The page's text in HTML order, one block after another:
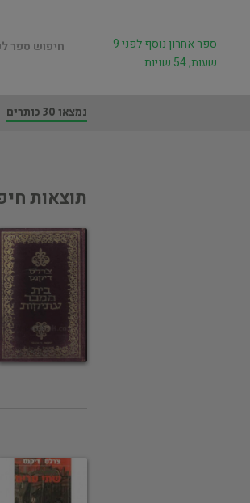
חיפוש ספר
ספר אחרון נוסף לפני 9
שעות, 54 שניות
נמצאו 30 כותרים
תוצאות